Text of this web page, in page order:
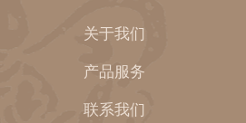
关于我们
产品服务
联系我们